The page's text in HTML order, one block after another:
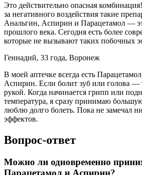
Это действительно опасная
за негативного воздействия такие
Анальгин, Аспирин и Парацетамол —
прошлого века. Сегодня есть более
которые не вызывают таких побочных
Геннадий, 33 года, Воронеж
В моей аптечке всегда есть
Аспирин. Если болит зуб или голова —
рукой. Когда начинается грипп или
температура, я сразу принимаю
люблю долго болеть. Пока не замечал
эффектов.
Вопрос-ответ
Можно ли одновременно
Парацетамол и Аспирин?